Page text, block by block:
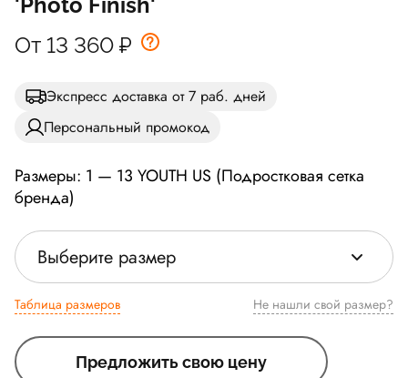
От 13 360 ₽
Экспресс доставка от 7 раб. дней
Персональный промокод
Размеры: 1 — 13 YOUTH US (Подростковая сетка
бренда)
Выберите размер
Таблица размеров Не нашли свой размер?
Предложить свою цену